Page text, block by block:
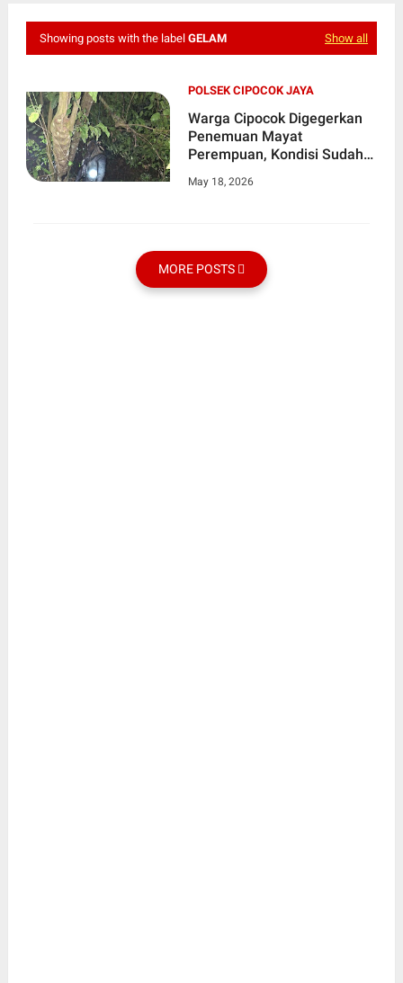
Showing posts with the label GELAM Show all
POLSEK CIPOCOK JAYA
Warga Cipocok Digegerkan
Penemuan Mayat
Perempuan, Kondisi Sudah
May 18, 2026
MORE POSTS